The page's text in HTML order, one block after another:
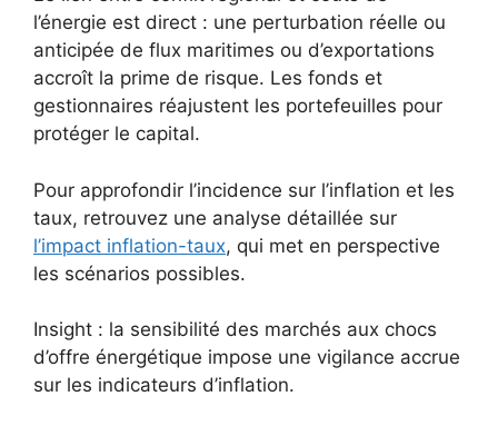
l’énergie est direct : une perturbation réelle ou
anticipée de flux maritimes ou d’exportations
accroît la prime de risque. Les fonds et
gestionnaires réajustent les portefeuilles pour
protéger le capital.
Pour approfondir l’incidence sur l’inflation et les
taux, retrouvez une analyse détaillée sur
l’impact inflation-taux, qui met en perspective
les scénarios possibles.
Insight : la sensibilité des marchés aux chocs
d’offre énergétique impose une vigilance accrue
sur les indicateurs d’inflation.